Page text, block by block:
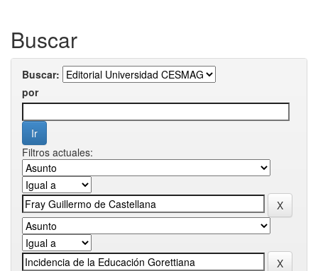
Buscar
Buscar:
por
Filtros actuales: